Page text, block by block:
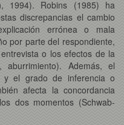
1994). Robins (1985) ha
discrepancias el cambio
errónea o mala
por parte del respondiente,
o los efectos de la
aburrimiento). Además, el
el grado de inferencia o
afecta la concordancia
dos momentos (Schwab-